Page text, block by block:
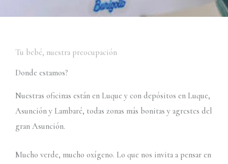
Tu bebé, nuestra preocupación
Donde estamos?
Nuestras oficinas están en Luque y con depósitos en Luque,
Asunción y Lambaré, todas zonas más bonitas y agrestes del
gran Asunción.
Mucho verde, mucho oxígeno. Lo que nos invita a pensar en